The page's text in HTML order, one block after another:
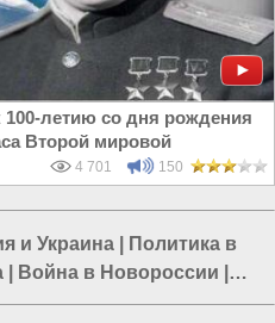
летию со дня рождения
Второй мировой
4 701 150
и Украина
Политика в
Война в Новороссии
|Война Запада против